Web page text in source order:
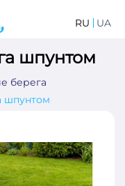
RU UA
шпунтом
берега
шпунтом